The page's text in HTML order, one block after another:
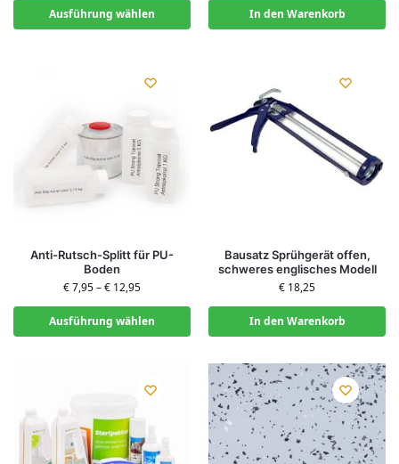
Ausführung wählen In den Warenkorb
Anti-Rutsch-Splitt für PU-
Boden
€7,95–€ 12,95
Ausführung wählen
Bausatz Sprühgerät offen,
schweres englisches Modell
€ 18,25
In den Warenkorb